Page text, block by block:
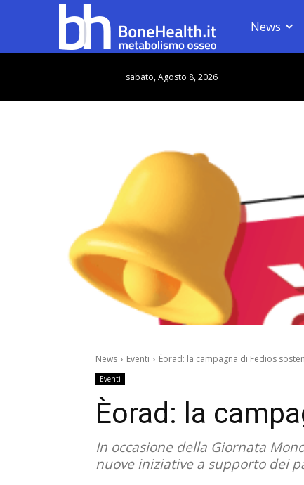
News
sabato, Agosto 8, 2026
News Eventi Èorad: la campagna di Fedios
Eventi
Èorad: la
In occasione della Giornata
nuove iniziative a supporto dei